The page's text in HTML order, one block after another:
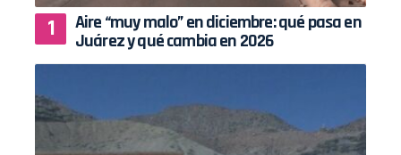
Aire “muy malo” en diciembre: qué pasa en
Juárez y qué cambia en 2026